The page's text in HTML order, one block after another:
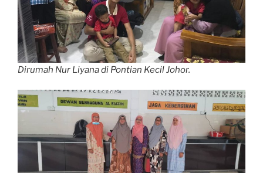
Dirumah Nur Liyana di Pontian Kecil Johor.